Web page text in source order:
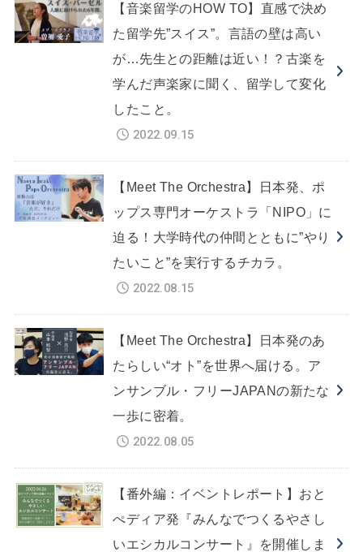
【音楽留学のHOW TO】直感で決め
た留学先”スイス”。言語の壁は高い
が…先生との距離は近い！？古楽を
学んだ声楽家に聞く、留学して変化
したこと。
2022.09.15
【Meet The Orchestra】日本発、ポ
ップス専門オーケストラ「NIPO」に
迫る！大学時代の仲間とともに”やり
たいこと”を実行するチカラ。
2022.08.15
【Meet The Orchestra】日本発のあ
たらしい“オト”を世界へ届ける。ア
ンサンブル・フリーJAPANの新たな
一歩に密着。
2022.08.05
【番外編：イベントレポート】おと
ぺディア発『みんなでつくるやさし
いエシカルコンサート』を開催しま